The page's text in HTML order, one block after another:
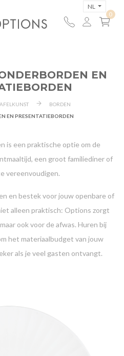
NL
EN
BORDEN
EN PRESENTATIEBORDEN
is een praktische optie om de
een groot familiediner of
vereenvoudigen.
en bestek voor jouw openbare of
alleen praktisch: Options zorgt
ook voor de afwas. Huren bij
het materiaalbudget van jouw
als je veel gasten ontvangt.